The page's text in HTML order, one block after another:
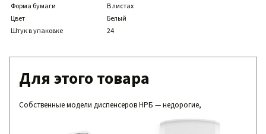
Форма бумаги
В листах
Цвет
Белый
Штук в упаковке
24
Для этого товара
Собственные модели диспенсеров НРБ — недорогие,